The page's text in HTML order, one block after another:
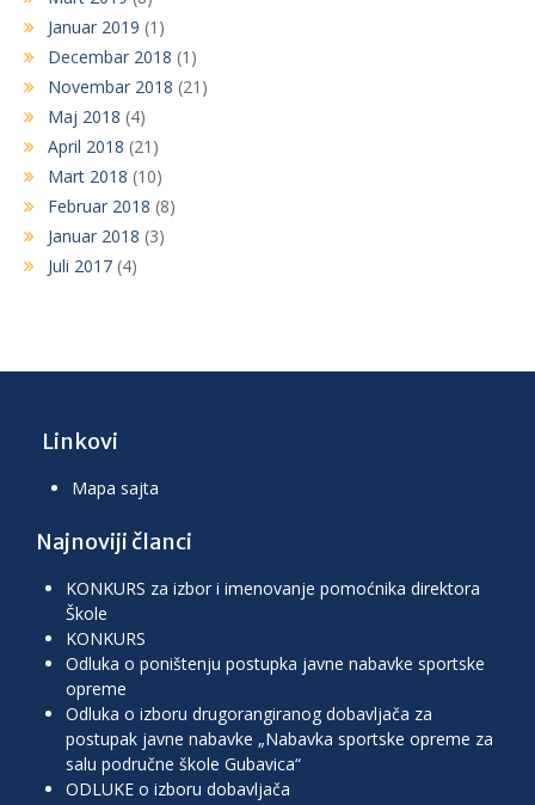
Januar 2019 (1)
Decembar 2018 (1)
Novembar 2018 (21)
Maj 2018 (4)
April 2018 (21)
Mart 2018 (10)
Februar 2018 (8)
Januar 2018 (3)
Juli 2017 (4)
Linkovi
Mapa sajta
Najnoviji članci
KONKURS za izbor i imenovanje pomoćnika direktora
Škole
KONKURS
Odluka o poništenju postupka javne nabavke sportske
opreme
Odluka o izboru drugorangiranog dobavljača za
postupak javne nabavke „Nabavka sportske opreme za
salu područne škole Gubavica“
ODLUKE o izboru dobavljača